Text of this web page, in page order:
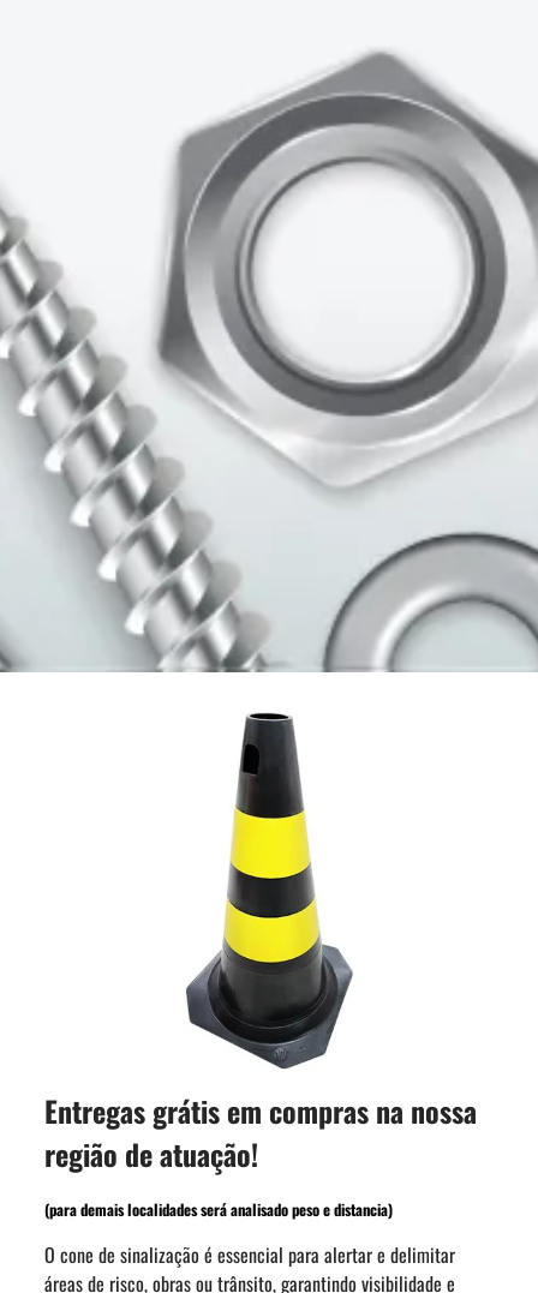
Entregas grátis em compras na nossa
região de atuação!
(para demais localidades será analisado peso e distancia)
O cone de sinalização é essencial para alertar e delimitar
áreas de risco, obras ou trânsito, garantindo visibilidade e